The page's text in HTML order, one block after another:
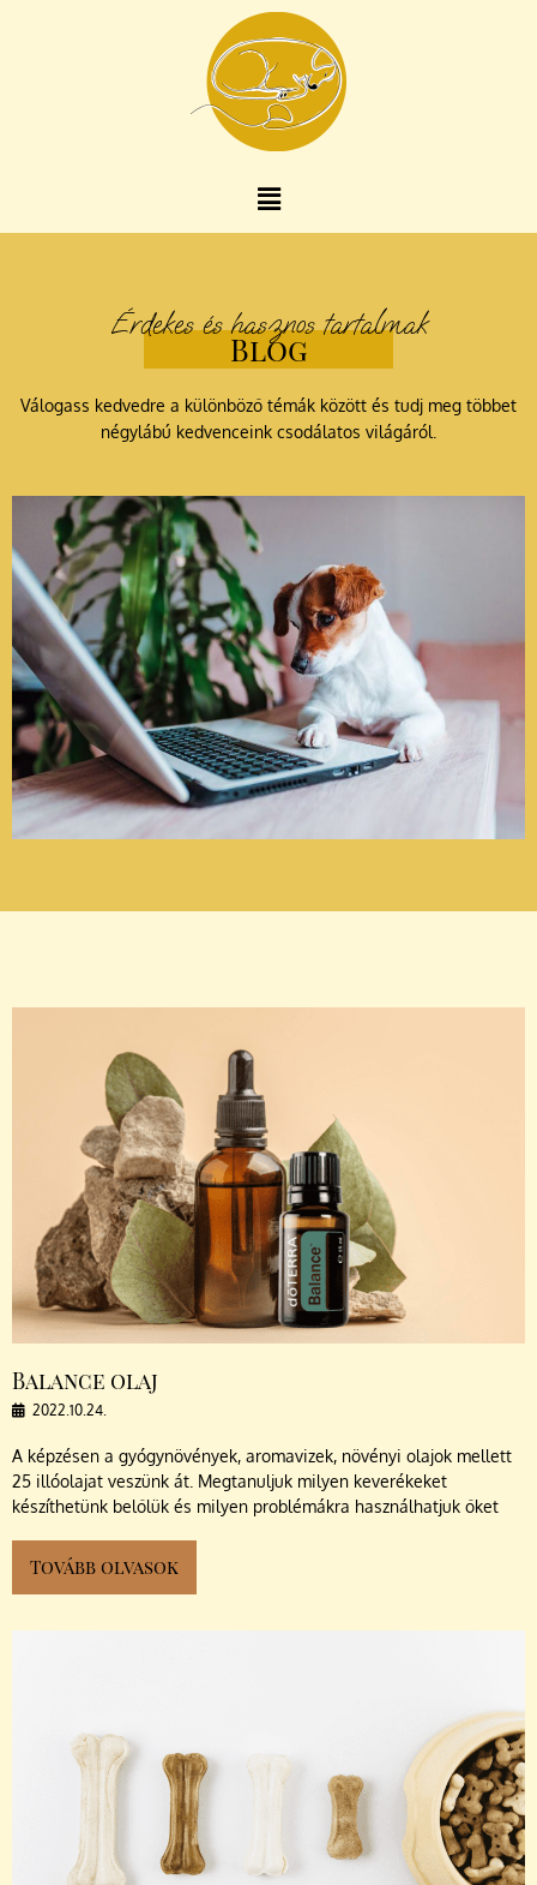
Menu
Érdekes és hasznos tartalmak
Blog
Válogass kedvedre a különböző témák között és tudj meg többet
négylábú kedvenceink csodálatos világáról.
Balance olaj
2022.10.24.
A képzésen a gyógynövények, aromavizek, növényi olajok mellett
25 illóolajat veszünk át. Megtanuljuk milyen keverékeket
készíthetünk belőlük és milyen problémákra használhatjuk őket
Tovább olvasok